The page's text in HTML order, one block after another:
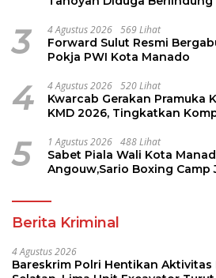
3 4 Agustus 2026 569 Lihat
Forward Sulut Resmi
Pokja PWI Kota Manado
4 4 Agustus 2026 520 Lihat
Kwarcab Gerakan Pramuka
KMD 2026, Tingkatkan
5 1 Agustus 2026 488 Lihat
Sabet Piala Wali Kota
Angouw,Sario Boxing Camp
Berita Kriminal
4 Agustus 2026
Bareskrim Polri Hentikan Aktivitas